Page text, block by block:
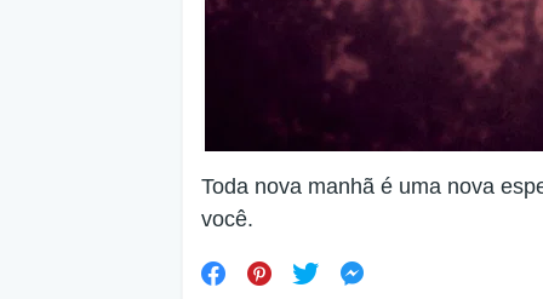
Toda nova manhã é uma nova
você.